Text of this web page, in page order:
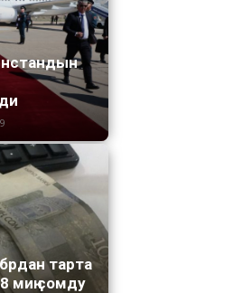
тарта
миң сомду